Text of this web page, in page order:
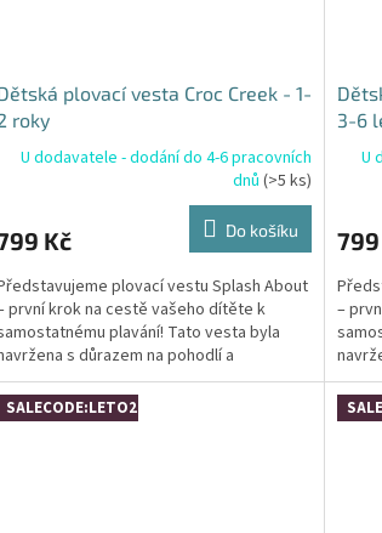
plovací vesta Croc Creek - 1-
roky
U dodavatele - dodání do 4-6 pracovních
dnů (>5 ks)
Kč Do košíku
plovací vestu Splash About
první krok na cestě vašeho dítěte k
plavání! Tato vesta byla
s důrazem na pohodlí a
což z ní dělá...
3-6
U
–
SALECODE:LETO26:4:%